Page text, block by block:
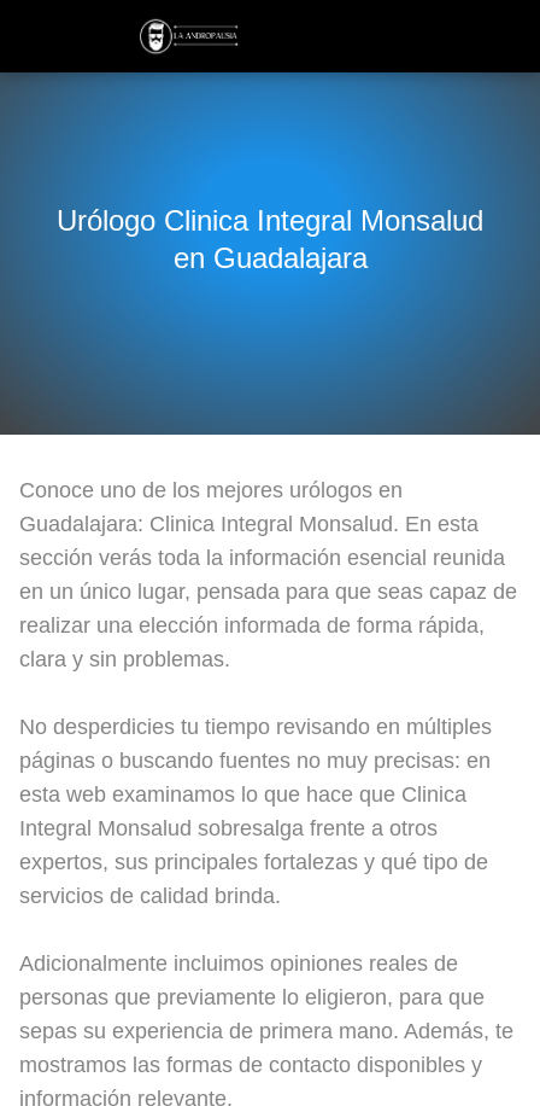
Urólogo Clinica Integral Monsalud
en Guadalajara
Conoce uno de los mejores urólogos en
Guadalajara: Clinica Integral Monsalud. En esta
sección verás toda la información esencial reunida
en un único lugar, pensada para que seas capaz de
realizar una elección informada de forma rápida,
clara y sin problemas.
No desperdicies tu tiempo revisando en múltiples
páginas o buscando fuentes no muy precisas: en
esta web examinamos lo que hace que Clinica
Integral Monsalud sobresalga frente a otros
expertos, sus principales fortalezas y qué tipo de
servicios de calidad brinda.
Adicionalmente incluimos opiniones reales de
personas que previamente lo eligieron, para que
sepas su experiencia de primera mano. Además, te
mostramos las formas de contacto disponibles y
información relevante.